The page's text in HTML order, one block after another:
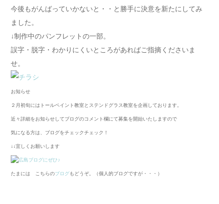
今後もがんばっていかないと・・と勝手に決意を新たにしてみ
ました。
↓制作中のパンフレットの一部。
誤字・脱字・わかりにくいところがあればご指摘くださいま
せ。
お知らせ
２月初旬にはトールペイント教室とステンドグラス教室を企画しております。
近々詳細をお知らせしてブログのコメント欄にて募集を開始いたしますので
気になる方は、ブログをチェックチェック！
↓↓宜しくお願いします
たまには こちらのブログもどうぞ。（個人的ブログですが・・・）